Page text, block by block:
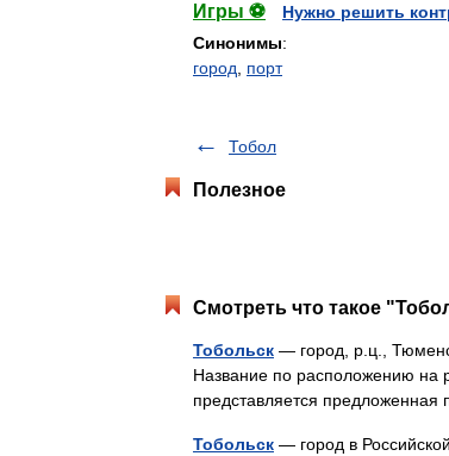
Игры ⚽
Нужно решить
Синонимы:
город
порт
Тобол
Полезное
Смотреть что такое
Тобольск — город, р.ц.,
Название по расположению на
представляется
Тобольск — город в